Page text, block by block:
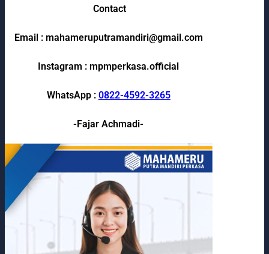
Contact
Email : mahameruputramandiri@gmail.com
Instagram : mpmperkasa.official
WhatsApp : 0822-4592-3265
-Fajar Achmadi-